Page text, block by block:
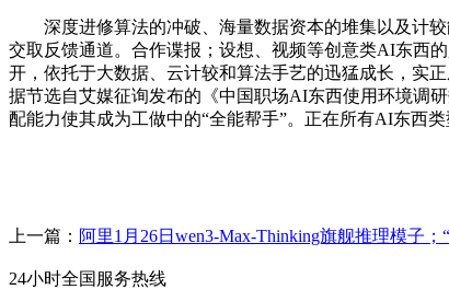
深度进修算法的冲破、海量数据资本的堆集以及计较
交取反馈通道。合作谍报；设想、视频等创意类AI东西
开，依托于大数据、云计较和算法手艺的迅猛成长，实
据节选自艾媒征询发布的《中国职场AI东西使用环境调
配能力使其成为工做中的“全能帮手”。正在所有AI东西类
上一篇： 阿里1月26日wen3-Max-Thinking旗舰推理模子；
24小时全国服务热线